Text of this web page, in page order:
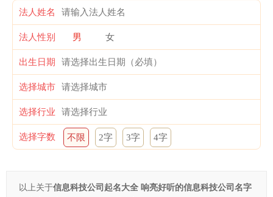
法人姓名
法人性别 男 女
出生日期
选择城市
选择行业
选择字数 不限 2字 3字 4字
以上关于信息科技公司起名大全 响亮好听的信息科技公司名字